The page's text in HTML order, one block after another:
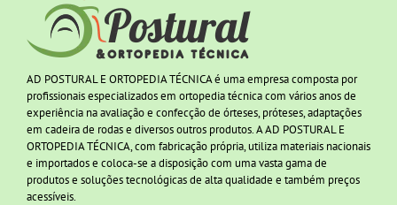
AD POSTURAL E ORTOPEDIA TÉCNICA é uma empresa composta por
profissionais especializados em ortopedia técnica com vários anos de
experiência na avaliação e confecção de órteses, próteses, adaptações
em cadeira de rodas e diversos outros produtos. A AD POSTURAL E
ORTOPEDIA TÉCNICA, com fabricação própria, utiliza materiais nacionais
e importados e coloca-se a disposição com uma vasta gama de
produtos e soluções tecnológicas de alta qualidade e também preços
acessíveis.